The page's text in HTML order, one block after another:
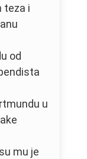
teza i
od
u
mu je